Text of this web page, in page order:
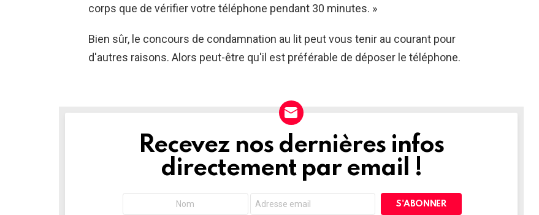
corps que de vérifier votre téléphone pendant 30 minutes. »
Bien sûr, le concours de condamnation au lit peut vous tenir au courant pour
d'autres raisons. Alors peut-être qu'il est préférable de déposer le téléphone.
NEWSLETTERRecevez nos dernières infos
directement par email !